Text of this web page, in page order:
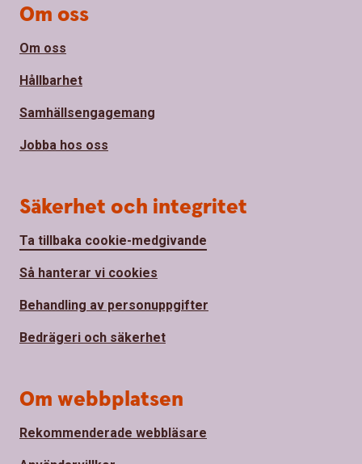
Om oss
Om oss
Hållbarhet
Samhällsengagemang
Jobba hos oss
Säkerhet och integritet
Ta tillbaka cookie-medgivande
Så hanterar vi cookies
Behandling av personuppgifter
Bedrägeri och säkerhet
Om webbplatsen
Rekommenderade webbläsare